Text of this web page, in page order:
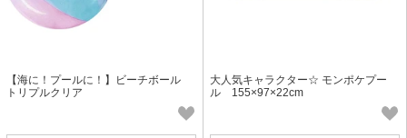
【海に！プールに！】ビーチボール
トリプルクリア
大人気キャラクター☆ モンポケプー
ル 155×97×22cm